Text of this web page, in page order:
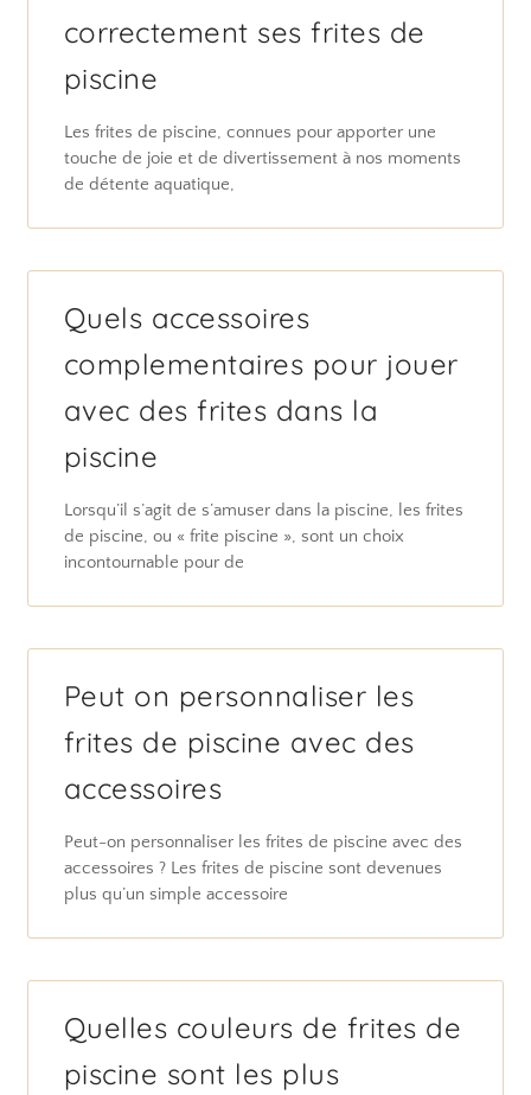
correctement ses frites de
piscine
Les frites de piscine, connues pour apporter une
touche de joie et de divertissement à nos moments
de détente aquatique,
Quels accessoires
complementaires pour jouer
avec des frites dans la
piscine
Lorsqu’il s’agit de s’amuser dans la piscine, les frites
de piscine, ou « frite piscine », sont un choix
incontournable pour de
Peut on personnaliser les
frites de piscine avec des
accessoires
Peut-on personnaliser les frites de piscine avec des
accessoires ? Les frites de piscine sont devenues
plus qu’un simple accessoire
Quelles couleurs de frites de
piscine sont les plus